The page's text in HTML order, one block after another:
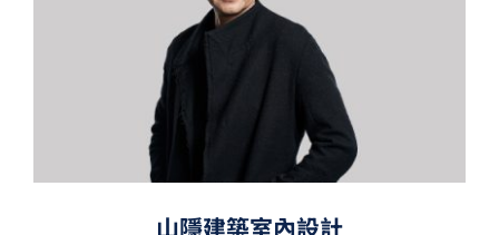
山隱建築室內設計